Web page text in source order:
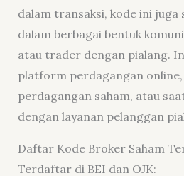
dalam transaksi, kode ini juga
dalam berbagai bentuk
atau trader dengan pialang.
platform perdagangan online,
perdagangan saham, atau
dengan layanan pelanggan
Daftar Kode Broker Saham
Terdaftar di BEI dan OJK: